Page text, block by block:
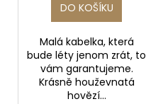
DO KOŠÍKU
Malá kabelka, která
bude léty jenom zrát, to
vám garantujeme.
Krásně houževnatá
hovězí...